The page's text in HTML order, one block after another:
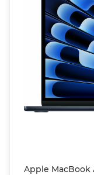
Apple MacBook